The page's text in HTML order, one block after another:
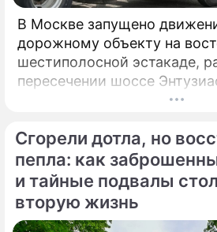
В Москве запущено
дорожному объекту на
шестиполосной эстакаде,
пересечении шоссе
Свободным проспектом и
открытия принял участие
Сергей Собянин, который
стратегическую важность
для разгрузки одного из
участков магистрали.
Сгорели дотла, но
пепла: как
и тайные подвалы
вторую жизнь